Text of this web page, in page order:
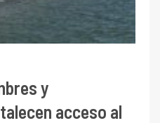
y
acceso al